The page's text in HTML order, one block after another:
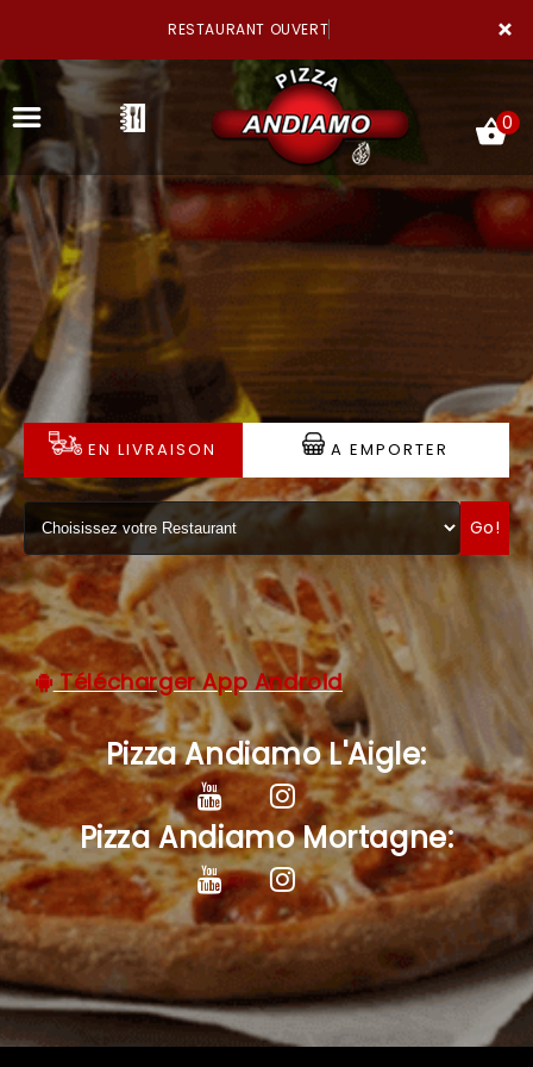
×
RESTAURANT OUVERT
ACCUEIL
LA CARTE
NOTRE RESTAURANT
VOS AVIS
MENTIONS LÉGALES
0
EN LIVRAISON A EMPORTER
Go!
Télécharger App Android
Pizza Andiamo L'Aigle:
Pizza Andiamo Mortagne: